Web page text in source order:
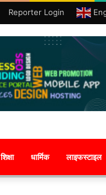
Reporter Login
शिक्षा धार्मिक लाइफस्टाइल